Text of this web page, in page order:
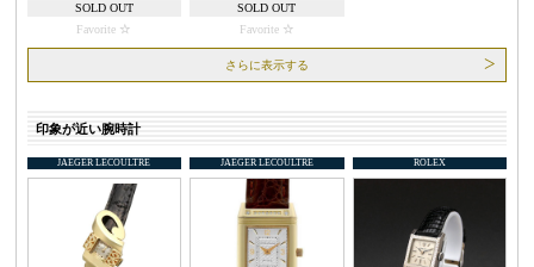
SOLD OUT
Favorite
SOLD OUT
Favorite
さらに表示する
印象が近い腕時計
JAEGER LECOULTRE JAEGER LECOULTRE ROLEX